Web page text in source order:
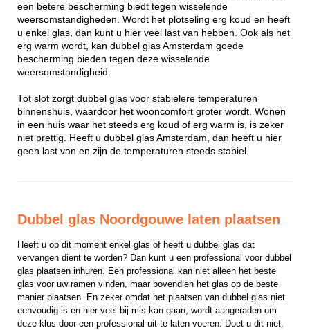
een betere bescherming biedt tegen wisselende
weersomstandigheden. Wordt het plotseling erg koud en heeft
u enkel glas, dan kunt u hier veel last van hebben. Ook als het
erg warm wordt, kan dubbel glas Amsterdam goede
bescherming bieden tegen deze wisselende
weersomstandigheid.
Tot slot zorgt dubbel glas voor stabielere temperaturen
binnenshuis, waardoor het wooncomfort groter wordt. Wonen
in een huis waar het steeds erg koud of erg warm is, is zeker
niet prettig. Heeft u dubbel glas Amsterdam, dan heeft u hier
geen last van en zijn de temperaturen steeds stabiel.
Dubbel glas Noordgouwe laten plaatsen
Heeft u op dit moment enkel glas of heeft u dubbel glas dat
vervangen dient te worden? Dan kunt u een professional voor dubbel
glas plaatsen inhuren. Een professional kan niet alleen het beste
glas voor uw ramen vinden, maar bovendien het glas op de beste
manier plaatsen. En zeker omdat het plaatsen van dubbel glas niet
eenvoudig is en hier veel bij mis kan gaan, wordt aangeraden om
deze klus door een professional uit te laten voeren. Doet u dit niet,